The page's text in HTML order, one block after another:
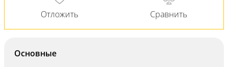
Основные